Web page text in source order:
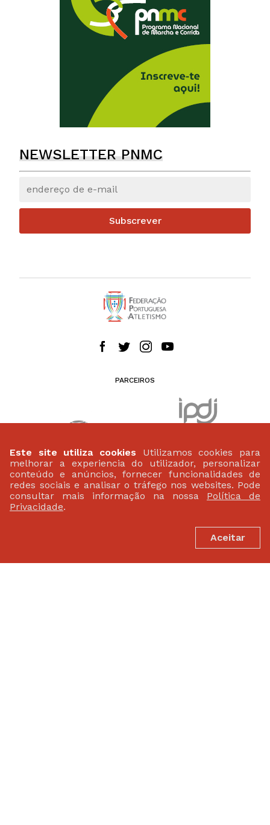
NEWSLETTER PNMC
Subscrever
PARCEIROS
Este site utiliza cookies Utilizamos cookies para
melhorar a experiencia do utilizador, personalizar
conteúdo e anúncios, fornecer funcionalidades de
redes sociais e analisar o tráfego nos websites. Pode
consultar mais informação na nossa Política de
Privacidade.
Aceitar